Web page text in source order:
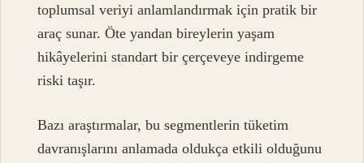
toplumsal veriyi anlamlandırmak için pratik bir
araç sunar. Öte yandan bireylerin yaşam
hikâyelerini standart bir çerçeveye indirgeme
riski taşır.
Bazı araştırmalar, bu segmentlerin tüketim
davranışlarını anlamada oldukça etkili olduğunu